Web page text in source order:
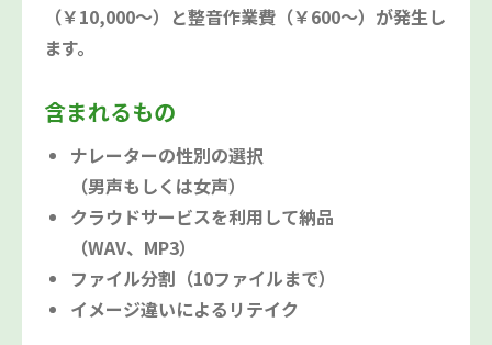
（￥10,000～）と整音作業費（￥600～）が発生し
ます。
含まれるもの
ナレーターの性別の選択
（男声もしくは女声）
クラウドサービスを利用して納品
（WAV、MP3）
ファイル分割（10ファイルまで）
イメージ違いによるリテイク